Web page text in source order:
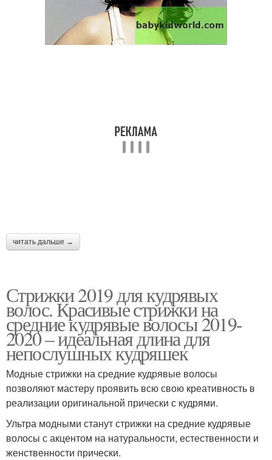
Волос без укладки
читать дальше →
Стрижки 2019 для кудрявых
волос. Красивые стрижки на
средние кудрявые волосы 2019-
2020 – идеальная длина для
непослушных кудряшек
Модные стрижки на средние кудрявые волосы
позволяют мастеру проявить всю свою креативность в
реализации оригинальной прически с кудрями.
Ультра модными станут стрижки на средние кудрявые
волосы с акцентом на натуральности, естественности и
женственности прически.